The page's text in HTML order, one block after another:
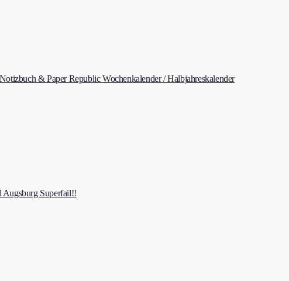
& Paper Republic Wochenkalender / Halbjahreskalender
Augsburg Superfail!!